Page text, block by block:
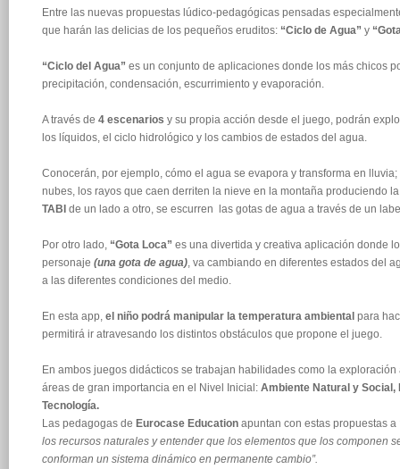
Entre las nuevas propuestas lúdico-pedagógicas pensadas
que harán las delicias de los pequeños eruditos: “Ciclo de Agua” y
“Ciclo del Agua” es un conjunto de aplicaciones donde los más chicos
precipitación, condensación, escurrimiento y evaporación.
A través de4 escenariosy su propia acción desde el juego, podrán
los líquidos, el ciclo hidrológico y los cambios de estados del agua.
Conocerán, por ejemplo, cómo el agua se evapora y transforma en
nubes, los rayos que caen derriten la nieve en la montaña produciendo
TABI de un lado a otro, se escurren las gotas de agua a través de un
Por otro lado, “Gota Loca”es una divertida y creativa aplicación donde
personaje(una gota de agua), va cambiando en diferentes estados del
a las diferentes condiciones del medio.
En esta app,el niño podrá manipular la temperatura ambiental para
permitirá ir atravesando los distintos obstáculos que propone el juego.
En ambos juegos didácticos se trabajan habilidades como la
áreas de gran importancia en el Nivel Inicial:Ambiente Natural y
Tecnología.
Las pedagogas de Eurocase Education apuntan con estas propuestas a
los recursos naturales y entender que los elementos que los componen
conforman unsistema dinámico en permanente cambio”.